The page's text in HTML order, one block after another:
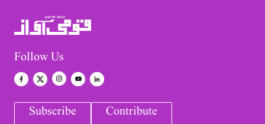
Follow Us
Subscribe Contribute